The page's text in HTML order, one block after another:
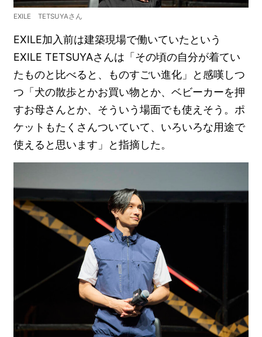
EXILE TETSUYAさん
EXILE加入前は建築現場で働いていたという
EXILE TETSUYAさんは「その頃の自分が着てい
たものと比べると、ものすごい進化」と感嘆しつ
つ「犬の散歩とかお買い物とか、ベビーカーを押
すお母さんとか、そういう場面でも使えそう。ポ
ケットもたくさんついていて、いろいろな用途で
使えると思います」と指摘した。